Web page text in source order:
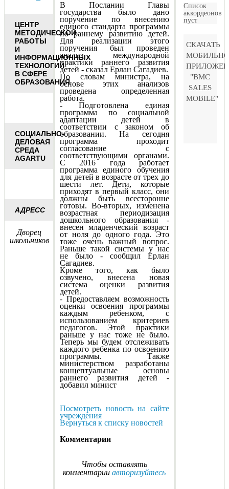
ЦЕНТР
МЕТОДИЧЕСКОЙ
РАБОТЫ
И
ИНФОРМАЦИОННЫХ
ТЕХНОЛОГИЙ
В СФЕРЕ
ОБРАЗОВАНИЯ
СОЦИАЛЬНО-
ДЕЛОВАЯ
СРЕДА
AGARTU
АДРЕСС
Дворец
школьников
Список
аккордеонов
пуст
СКАЧАТЬ
"BMC
SALES
MOBILE"
В Послании Главы
государства было дано
поручение по внесению
единого стандарта программы
по раннему развитию детей.
Для реализации этого
поручения был проведен
анализ международной
практики раннего развития
детей - сказал Ерлан Сагадиев.
По словам министра, на
основе этих анализов
проведена определенная
работа.
- Подготовлена единая
программа по социальной
адаптации детей в
соответствии с законом об
образовании. На сегодня
программа проходит
согласование с
соответствующими органами.
С 2016 года работает
программа единого обучения
для детей в возрасте от трех до
шести лет. Дети, которые
приходят в первый класс, они
должны быть всесторонне
готовы. Во-вторых, изменена
возрастная периодизация
дошкольного образования -
внесен младенческий возраст
от ноля до одного года. Это
тоже очень важный вопрос.
Раньше такой системы у нас
не было - сообщил Ерлан
Сагадиев.
Кроме того, как было
озвучено, внесена новая
система оценки развития
детей.
- Предоставляем возможность
оценки освоения программы
каждым ребенком, с
использованием критериев
педагогов. Этой практики
раньше у нас тоже не было.
Теперь мы будем отслеживать
каждого ребенка по освоению
программы. Также
министерством разработаны
концептуальные основы
раннего развития детей -
добавил минист
Посмотреть новость на сайте
учреждения
Вернуться к списку новостей
Комментарии
Чтобы оставлять
комментарииавторизуйтесь